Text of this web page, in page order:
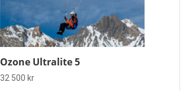
Ozone Ultralite 5
32 500 kr